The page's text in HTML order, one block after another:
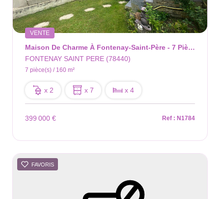
VENTE
Maison De Charme À Fontenay-Saint-Père - 7 Pièces - 160 M² - Terrain 694 M²
FONTENAY SAINT PERE (78440)
7 pièce(s) / 160 m²
x 2 x 7 x 4
399 000 € Ref : N1784
FAVORIS